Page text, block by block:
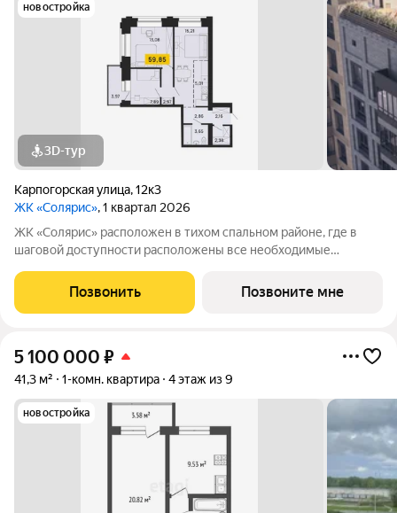
новостройка
3D-тур
Карпогорская улица,12к3
ЖК «Солярис», 1 квартал 2026
ЖК «Солярис» расположен в тихом спальном районе, где в
шаговой доступности расположены все необходимые
комплекс и фитнес-зал. В доме две составные части:
малоэтажная и, как мы ее назвали,
Позвонить Позвоните мне
5 100 000 ₽
41,3 м² 1-комн. квартира 4 этаж из 9
новостройка